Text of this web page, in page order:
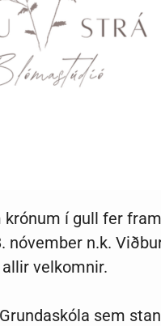
í gull fer
n.k.
velkomnir.
sem